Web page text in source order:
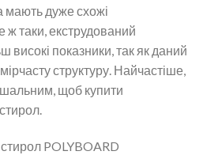
мають дуже схожі
ж таки, екструдований
високі показники, так як даний
структуру. Найчастіше,
щоб купити
POLYBOARD